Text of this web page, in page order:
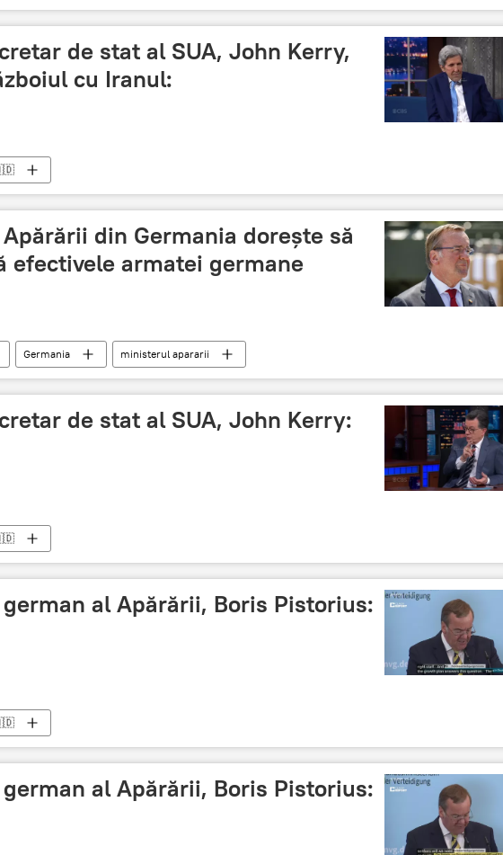
de stat al SUA, John Kerry,
cu Iranul:
din Germania dorește să
efectivele armatei germane
Germania ministerul apararii
de stat al SUA, John Kerry:
al Apărării, Boris Pistorius:
al Apărării, Boris Pistorius: